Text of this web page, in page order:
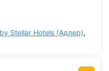
комфортные
апартаменты в центре
Stellar Hotels (Адлер),